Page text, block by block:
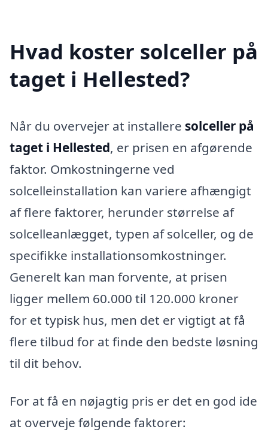
Hvad koster solceller på
taget i Hellested?
Når du overvejer at installere solceller på
taget i Hellested, er prisen en afgørende
faktor. Omkostningerne ved
solcelleinstallation kan variere afhængigt
af flere faktorer, herunder størrelse af
solcelleanlægget, typen af solceller, og de
specifikke installationsomkostninger.
Generelt kan man forvente, at prisen
ligger mellem 60.000 til 120.000 kroner
for et typisk hus, men det er vigtigt at få
flere tilbud for at finde den bedste løsning
til dit behov.
For at få en nøjagtig pris er det en god ide
at overveje følgende faktorer: